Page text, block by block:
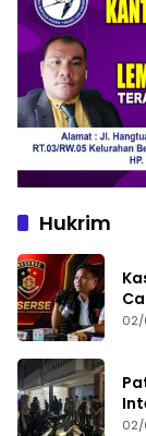
Hukrim